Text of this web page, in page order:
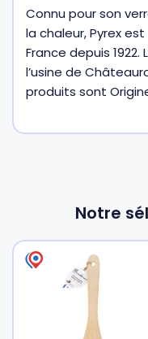
Connu pour son
la chaleur, Pyrex
France depuis
l’usine de
produits sont
Notre